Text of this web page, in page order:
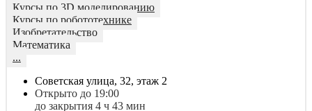
Курсы по 3D моделированию
Курсы по робототехнике
Изобретательство
Математика
...
Советская улица, 32, этаж 2
Открыто до 19:00
до закрытия 4 ч 43 мин